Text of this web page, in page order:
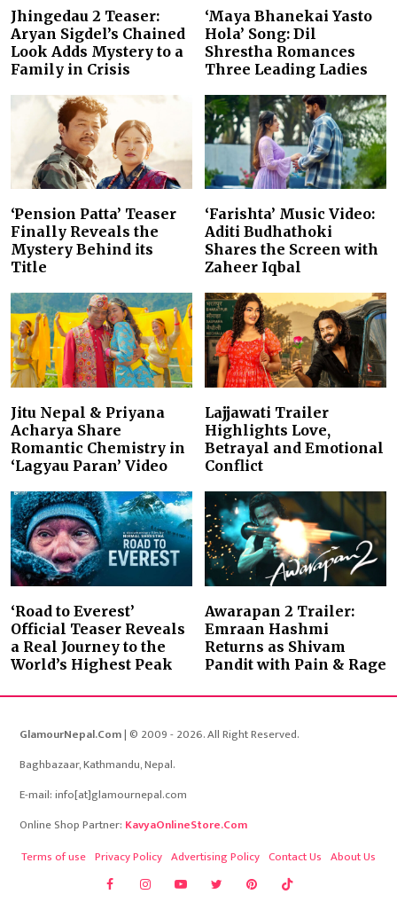
Jhingedau 2 Teaser:
Aryan Sigdel’s Chained
Look Adds Mystery to a
Family in Crisis
‘Maya Bhanekai Yasto
Hola’ Song: Dil
Shrestha Romances
Three Leading Ladies
‘Pension Patta’ Teaser
Finally Reveals the
Mystery Behind its
Title
‘Farishta’ Music Video:
Aditi Budhathoki
Shares the Screen with
Zaheer Iqbal
Jitu Nepal & Priyana
Acharya Share
Romantic Chemistry in
‘Lagyau Paran’ Video
Lajjawati Trailer
Highlights Love,
Betrayal and Emotional
Conflict
‘Road to Everest’
Official Teaser Reveals
a Real Journey to the
World’s Highest Peak
Awarapan 2 Trailer:
Emraan Hashmi
Returns as Shivam
Pandit with Pain & Rage
GlamourNepal.Com| © 2009 - 2026. All Right Reserved.
Baghbazaar, Kathmandu, Nepal.
E-mail: info[at]glamournepal.com
Online Shop Partner: KavyaOnlineStore.Com
Terms of use Privacy Policy Advertising Policy Contact Us About Us